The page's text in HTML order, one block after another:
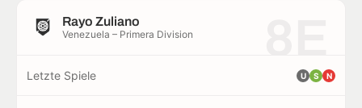
Rayo Zuliano
Venezuela – Primera Division
Letzte Spiele U S N